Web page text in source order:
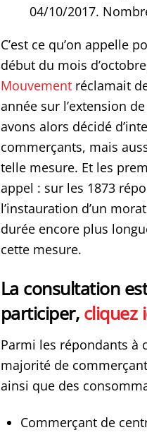
04/10/2017.
C’est ce qu’on appelle
début du mois
Mouvementréclamait
année sur l’extension
avons alors décidé
commerçants, mais
telle mesure. Et les
appel : sur les 1873
l’instauration d’un
durée encore plus
cette mesure.
La consultation
participer, cliquez
Parmi les répondants à
majorité de
ainsi que des
Commerçant de